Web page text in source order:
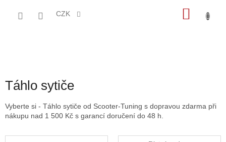
CZK
Táhlo sytiče
Vyberte si - Táhlo sytiče od Scooter-Tuning s dopravou zdarma při
nákupu nad 1 500 Kč s garancí doručení do 48 h.